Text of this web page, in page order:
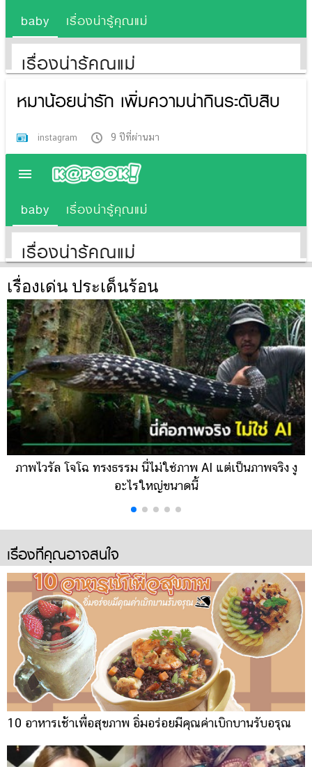
หมาน้อยน่ารัก เพิ่มความน่ากินระดับสิบ
instagram 9 ปีที่ผ่านมา
เรื่องเด่น ประเด็นร้อน
ภาพไวรัล โจโฉ ทรงธรรม นี่ไม่ใช่ภาพ AI แต่เป็นภาพจริง งู
อะไรใหญ่ขนาดนี้
เรื่องที่คุณอาจสนใจ
10 อาหารเช้าเพื่อสุขภาพ อิ่มอร่อยมีคุณค่าเบิกบานรับอรุณ